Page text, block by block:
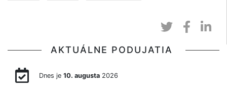
AKTUÁLNE PODUJATIA
Dnes je 10. augusta2026